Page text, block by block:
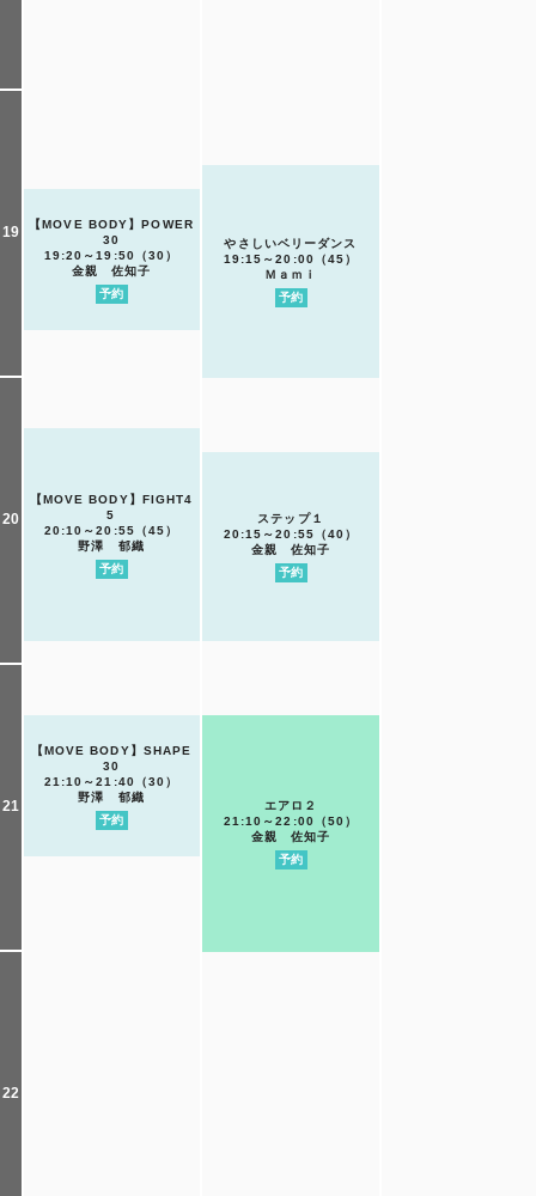
19
20
21
22
やさしいベリーダンス
19:15～20:00（45）
Ｍａｍｉ
予約
【MOVE BODY】POWER
30
19:20～19:50（30）
金親 佐知子
予約
【MOVE BODY】FIGHT4
5
20:10～20:55（45）
野澤 郁織
予約
ステップ１
20:15～20:55（40）
金親 佐知子
予約
【MOVE BODY】SHAPE
30
21:10～21:40（30）
野澤 郁織
予約
エアロ２
21:10～22:00（50）
金親 佐知子
予約